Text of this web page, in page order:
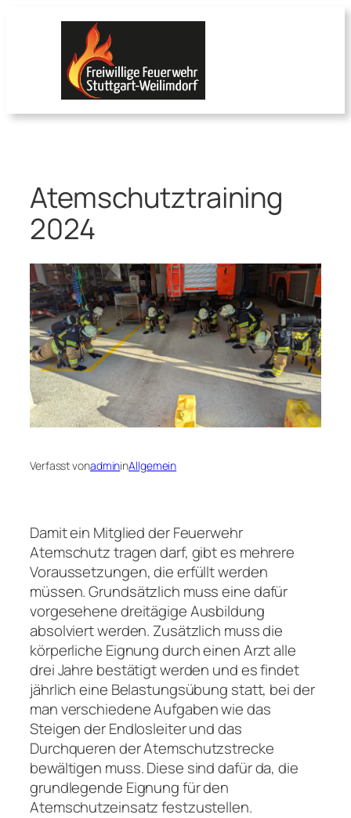
Atemschutztraining
2024
Verfasst vonadmininAllgemein
Damit ein Mitglied der Feuerwehr
Atemschutz tragen darf, gibt es mehrere
Voraussetzungen, die erfüllt werden
müssen. Grundsätzlich muss eine dafür
vorgesehene dreitägige Ausbildung
absolviert werden. Zusätzlich muss die
körperliche Eignung durch einen Arzt alle
drei Jahre bestätigt werden und es findet
jährlich eine Belastungsübung statt, bei der
man verschiedene Aufgaben wie das
Steigen der Endlosleiter und das
Durchqueren der Atemschutzstrecke
bewältigen muss. Diese sind dafür da, die
grundlegende Eignung für den
Atemschutzeinsatz festzustellen.